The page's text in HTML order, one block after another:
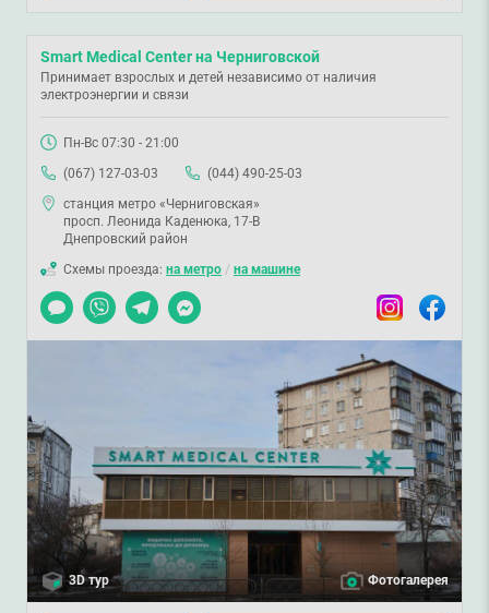
Smart Medical Center на Черниговской
Принимает взрослых и детей независимо от наличия
электроэнергии и связи
Пн-Вс 07:30 - 21:00
(067) 127-03-03
(044) 490-25-03
станция метро «Черниговская»
просп. Леонида Каденюка, 17-В
Днепровский район
Схемы проезда: на метро / на машине
Чат
Viber TelegramMessenger InstagramFacebook
3D тур Фотогалерея